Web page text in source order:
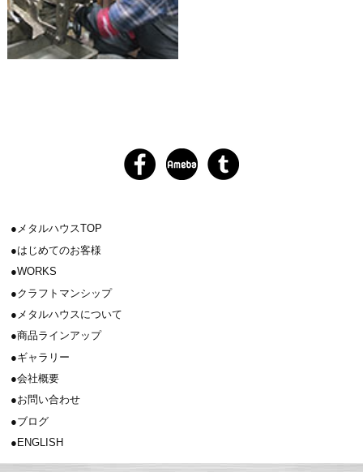
メタルハウスTOP
はじめてのお客様
WORKS
クラフトマンシップ
メタルハウスについて
商品ラインアップ
ギャラリー
会社概要
お問い合わせ
ブログ
ENGLISH